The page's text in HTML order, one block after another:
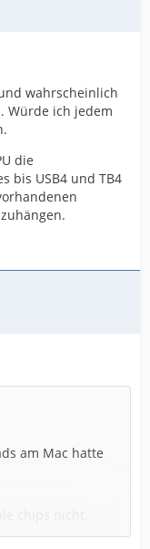
wahrscheinlich
Würde ich jedem
die
bis USB4 und TB4
am Mac hatte
chips nicht